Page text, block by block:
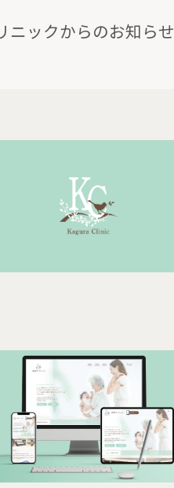
ニックからのお知らせ